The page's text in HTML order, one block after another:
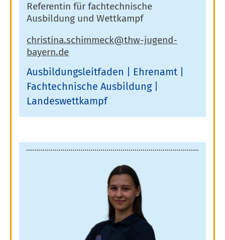
Referentin für fachtechnische
Ausbildung und Wettkampf
Ausbildungsleitfaden
Ehrenamt
Fachtechnische Ausbildung
Landeswettkampf